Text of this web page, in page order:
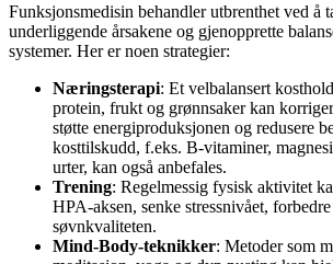
Funksjonsmedisin behandler utbrenthet ved å
underliggende årsakene og gjenopprette
systemer. Her er noen strategier:
Næringsterapi: Et velbalansert
protein, frukt og grønnsaker kan
støtte energiproduksjonen og redusere
kosttilskudd, f.eks. B-vitaminer,
urter, kan også anbefales.
Trening: Regelmessig fysisk aktivitet
HPA-aksen, senke stressnivået,
søvnkvaliteten.
Mind-Body-teknikker: Metoder som